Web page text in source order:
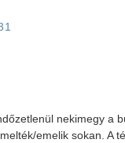
nekimegy a
emelik sokan. A